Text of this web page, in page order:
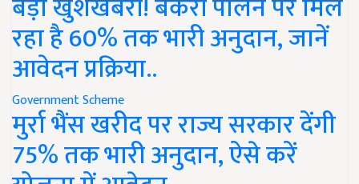
रहा है 60% तक भारी अनुदान, जानें
आवेदन प्रक्रिया..
Government Scheme
मुर्रा भैंस खरीद पर राज्य सरकार देंगी
75% तक भारी अनुदान, ऐसे करें